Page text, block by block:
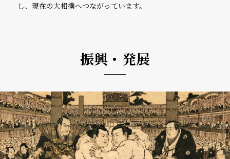
し、現在の大相撲へつながっています。
振興・発展